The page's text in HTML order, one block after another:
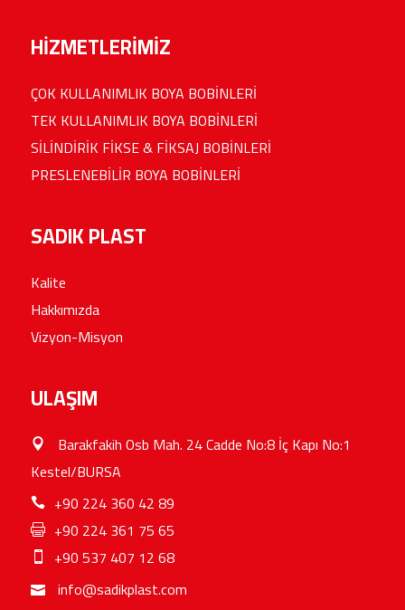
HİZMETLERİMİZ
ÇOK KULLANIMLIK BOYA BOBİNLERİ
TEK KULLANIMLIK BOYA BOBİNLERİ
SİLİNDİRİK FİKSE & FİKSAJ BOBİNLERİ
PRESLENEBİLİR BOYA BOBİNLERİ
SADIK PLAST
Kalite
Hakkımızda
Vizyon-Misyon
ULAŞIM
Barakfakih Osb Mah. 24 Cadde No:8 İç Kapı No:1
Kestel/BURSA
+90 224 360 42 89
+90 224 361 75 65
+90 537 407 12 68
info@sadikplast.com